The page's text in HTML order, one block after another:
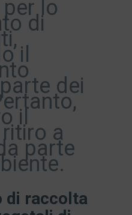
lo
di
il
dei
il
a
parte
di raccolta